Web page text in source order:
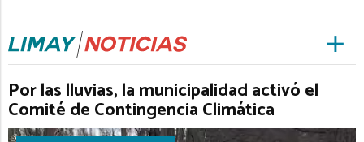
Por las lluvias, la municipalidad activó el
Comité de Contingencia Climática